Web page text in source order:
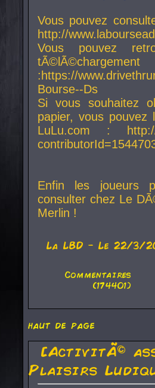
Vous pouvez
http://
Vous pouvez
:https://
Bourse--Ds
Si vous souhaitez
papier, vous
LuLu.com : http://
Enfin les joueurs
consulter chez Le
Merlin !
La LBD - Le 22/3/
Commentaires
(174401)
haut de page
[ActivitÃ©
Plaisirs